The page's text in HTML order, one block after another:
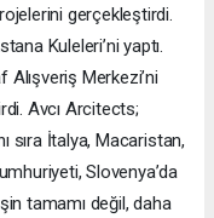
gerçekleştirdi.
Kuleleri’ni yaptı.
Alışveriş Merkezi’ni
Avcı Arcitects;
sıra İtalya, Macaristan,
Slovenya’da
tamamı değil, daha